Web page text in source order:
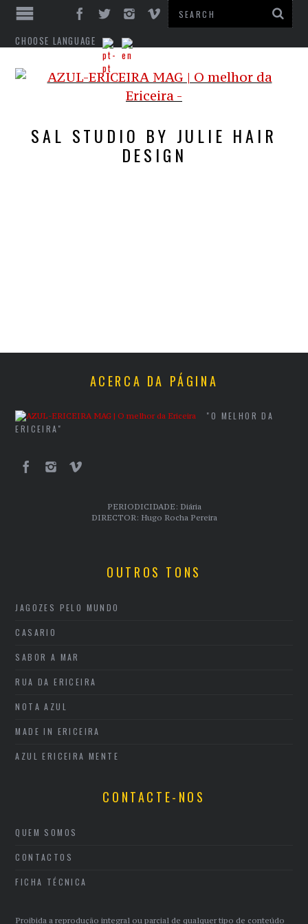
CHOOSE LANGUAGE
SAL STUDIO BY JULIE HAIR
DESIGN
ACERCA DA PÁGINA
"O MELHOR DA
ERICEIRA"
PERIODICIDADE: Diária
DIRECTOR: Hugo Rocha Pereira
OUTROS TONS
JAGOZES PELO MUNDO
CASARIO
SABOR A MAR
RUA DA ERICEIRA
NOTA AZUL
MADE IN ERICEIRA
AZUL ERICEIRA MENTE
CONTACTE-NOS
QUEM SOMOS
CONTACTOS
FICHA TÉCNICA
Proibida a reprodução integral ou parcial de qualquer tipo de conteúdo